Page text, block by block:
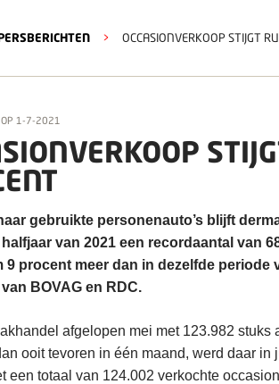
> OCCASIONVERKOOP STIJGT
1-7-2021
gebruikte personenauto’s blijft
halfjaar van 2021 een recordaantal van
9 procent meer dan in dezelfde periode
BOVAG en RDC.
afgelopen mei met 123.982 stuks
ooit tevoren in één maand, werd daar
een totaal van 124.002 verkochte